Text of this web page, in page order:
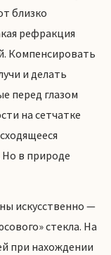
близко
рефракция
Компенсировать
и делать
перед глазом
на сетчатке
Но в природе
искусственно —
стекла. На
при нахождении